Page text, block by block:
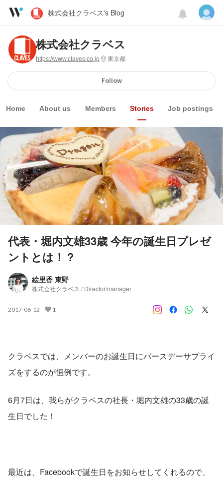
株式会社クラベス's Blog
株式会社クラベス
https://www.claves.co.jp 東京都
Follow
Home About us Members Stories Job postings
代表・堀内文雄33歳 今年の誕生日プレゼ
ントとは！？
絵里香 東野
株式会社クラベス / Director/manager
2017-06-12 1
クラベスでは、メンバーのお誕生日にバースデーサプライ
ズをするのが恒例です。
6月7日は、我らがクラベスの社長・堀内文雄の33歳の誕
生日でした！
最近は、Facebookで誕生日をお知らせしてくれるので、